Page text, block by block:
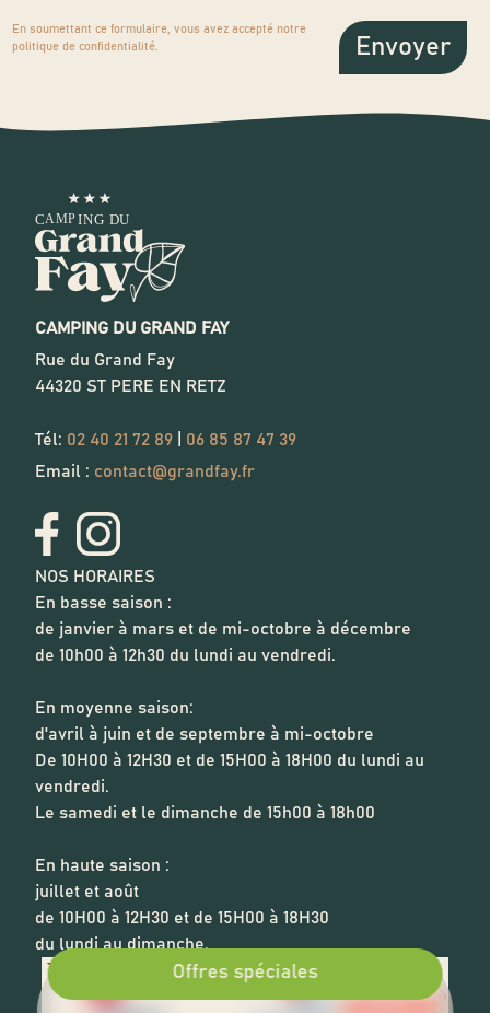
Offres spéciales
En soumettant ce formulaire, vous avez accepté notre
politique de confidentialité
CAMPING DU GRAND FAY
Rue du Grand Fay
44320 ST PERE EN RETZ
Tél: 02 40 21 72 89
06 85 87 47 39
Email : contact@grandfay.fr
NOS HORAIRES
En basse saison :
de janvier à mars et de mi-octobre à décembre
de 10h00 à 12h30 du lundi au vendredi.
En moyenne saison:
d'avril à juin et de septembre à mi-octobre
De 10H00 à 12H30 et de 15H00 à 18H00 du lundi au
vendredi.
Le samedi et le dimanche de 15h00 à 18h00
En haute saison :
juillet et août
de 10H00 à 12H30 et de 15H00 à 18H30
du lundi au dimanche.